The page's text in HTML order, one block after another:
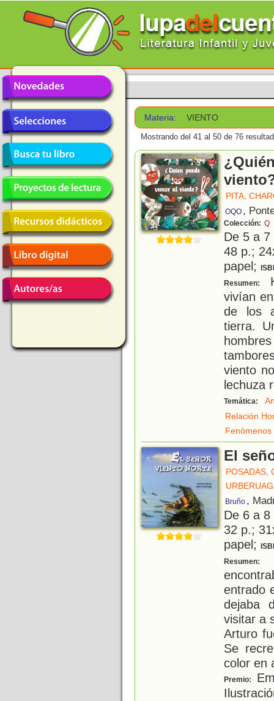
Materia: VIENTO
Mostrando del 41 al 50 de 76
PITA,
OQO ,
Colección: Q
De 5 a
48 p.;
papel;
Resumen:
vivían
de los
tierra.
viento
lechuza
Temática:
Relación
El
POSADAS,
Bruño ,
De 6 a
32 p.;
papel;
Resumen:
entrado
dejaba
visitar a
Arturo
Se
color en
Premio: